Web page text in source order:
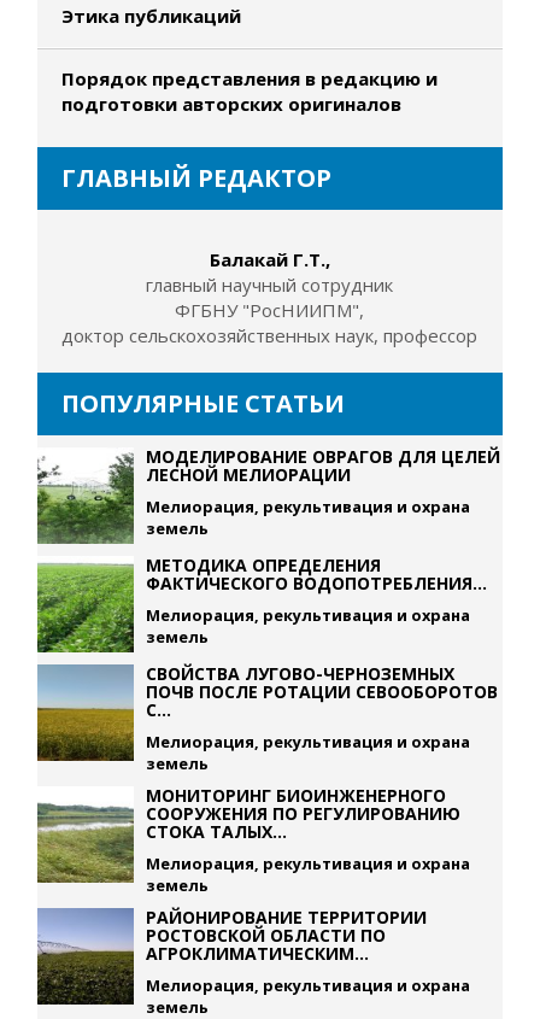
Этика публикаций
Порядок представления в редакцию и
подготовки авторских оригиналов
ГЛАВНЫЙ РЕДАКТОР
Балакай Г.Т.,
главный научный сотрудник
ФГБНУ "РосНИИПМ",
доктор сельскохозяйственных наук, профессор
ПОПУЛЯРНЫЕ СТАТЬИ
МОДЕЛИРОВАНИЕ ОВРАГОВ ДЛЯ ЦЕЛЕЙ
ЛЕСНОЙ МЕЛИОРАЦИИ
Мелиорация, рекультивация и охрана
земель
МЕТОДИКА ОПРЕДЕЛЕНИЯ
ФАКТИЧЕСКОГО ВОДОПОТРЕБЛЕНИЯ...
Мелиорация, рекультивация и охрана
земель
СВОЙСТВА ЛУГОВО-ЧЕРНОЗЕМНЫХ
ПОЧВ ПОСЛЕ РОТАЦИИ СЕВООБОРОТОВ
С...
Мелиорация, рекультивация и охрана
земель
МОНИТОРИНГ БИОИНЖЕНЕРНОГО
СООРУЖЕНИЯ ПО РЕГУЛИРОВАНИЮ
СТОКА ТАЛЫХ...
Мелиорация, рекультивация и охрана
земель
РАЙОНИРОВАНИЕ ТЕРРИТОРИИ
РОСТОВСКОЙ ОБЛАСТИ ПО
АГРОКЛИМАТИЧЕСКИМ...
Мелиорация, рекультивация и охрана
земель